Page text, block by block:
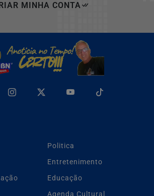
MINHA CONTA
Politica
Entretenimento
Educação
Agenda Cultural